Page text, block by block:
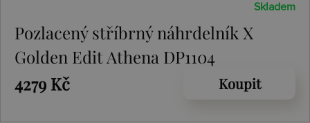
Skladem
Pozlacený stříbrný náhrdelník X
Golden Edit Athena DP1104
4279 Kč
Koupit